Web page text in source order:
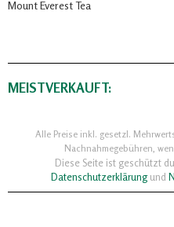
Mount Everest Tea
MEISTVERKAUFT:
Alle Preise inkl. gesetzl.
Nachnahmegebühren,
Diese Seite ist geschützt
Datenschutzerklärungund